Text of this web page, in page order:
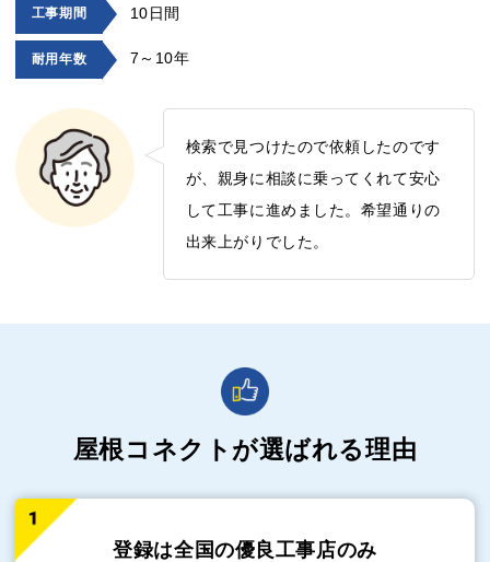
工事期間 10日間
耐用年数 7～10年
検索で見つけたので依頼したのです
が、親身に相談に乗ってくれて安心
して工事に進めました。希望通りの
出来上がりでした。
屋根コネクトが選ばれる理由
登録は全国の優良工事店のみ